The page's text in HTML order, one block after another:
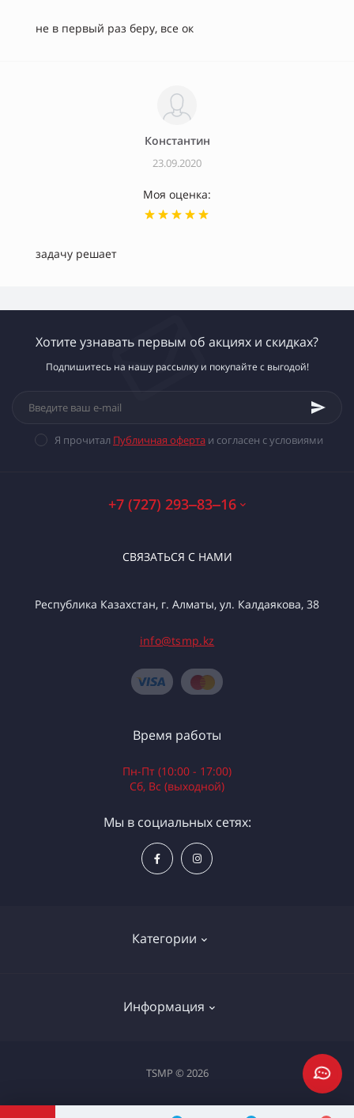
не в первый раз беру, все ок
Константин
23.09.2020
Моя оценка:
задачу решает
Хотите узнавать первым об акциях и скидках?
Подпишитесь на нашу рассылку и покупайте с выгодой!
Я прочитал Публичная оферта и согласен с условиями
+7 (727) 293‒83‒16
СВЯЗАТЬСЯ С НАМИ
Республика Казахстан, г. Алматы, ул. Калдаякова, 38
info@tsmp.kz
Категории
Электроинструменты
Информация
Доставка и оплата
Время работы
Пн-Пт (10:00 - 17:00)
Сб, Вс (выходной)
Мы в социальных сетях:
TSMP © 2026